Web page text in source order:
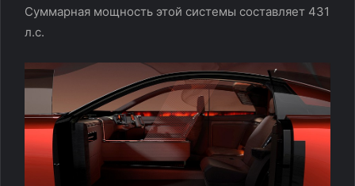
Суммарная мощность этой системы составляет 431
л.с.